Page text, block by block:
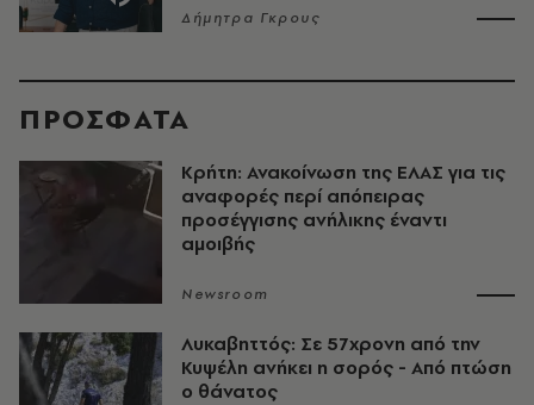
Δήμητρα Γκρους
ΠΡΟΣΦΑΤΑ
Κρήτη: Ανακοίνωση της ΕΛΑΣ για τις
αναφορές περί απόπειρας
προσέγγισης ανήλικης έναντι
αμοιβής
Newsroom
Λυκαβηττός: Σε 57χρονη από την
Κυψέλη ανήκει η σορός - Από πτώση
ο θάνατος